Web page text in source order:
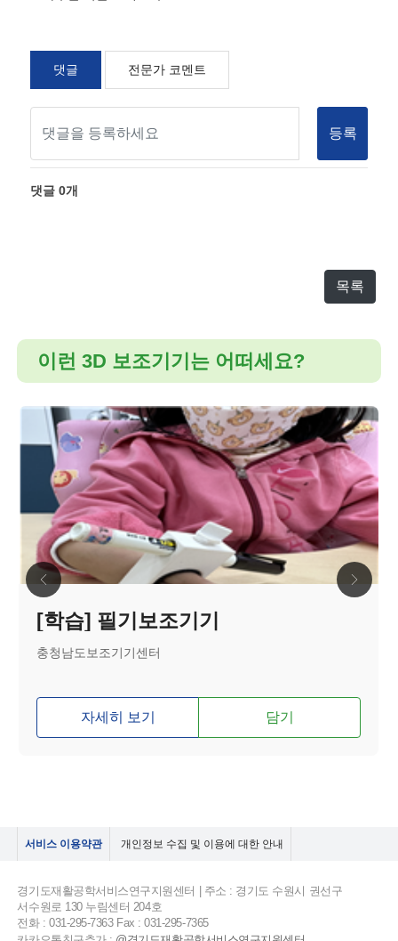
댓글 전문가 코멘트
등록
댓글0개
목록
이런 3D 보조기기는 어떠세요?
[학습] 필기보조기기
충청남도보조기기센터
자세히 보기 담기
서비스 이용약관 개인정보 수집 및 이용에 대한 안내
경기도재활공학서비스연구지원센터 | 주소 : 경기도 수원시 권선구
서수원로 130 누림센터 204호
전화 : 031-295-7363 Fax : 031-295-7365